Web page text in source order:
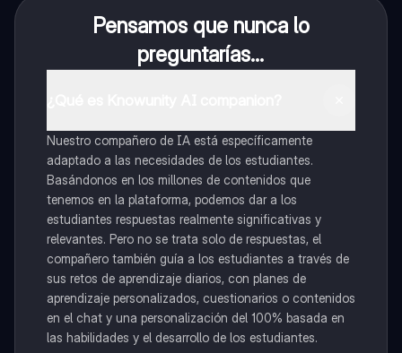
Pensamos que nunca lo
preguntarías...
Nuestro compañero de IA está específicamente
adaptado a las necesidades de los estudiantes.
Basándonos en los millones de contenidos que
tenemos en la plataforma, podemos dar a los
estudiantes respuestas realmente significativas y
relevantes. Pero no se trata solo de respuestas, el
compañero también guía a los estudiantes a través de
sus retos de aprendizaje diarios, con planes de
aprendizaje personalizados, cuestionarios o contenidos
en el chat y una personalización del 100% basada en
las habilidades y el desarrollo de los estudiantes.